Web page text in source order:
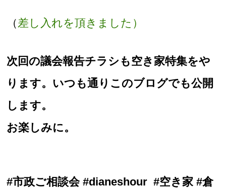
（差し入れを頂きました）
次回の議会報告チラシも空き家特集をや
ります。いつも通りこのブログでも公開
します。
お楽しみに。
#市政ご相談会 #dianeshour #空き家 #倉